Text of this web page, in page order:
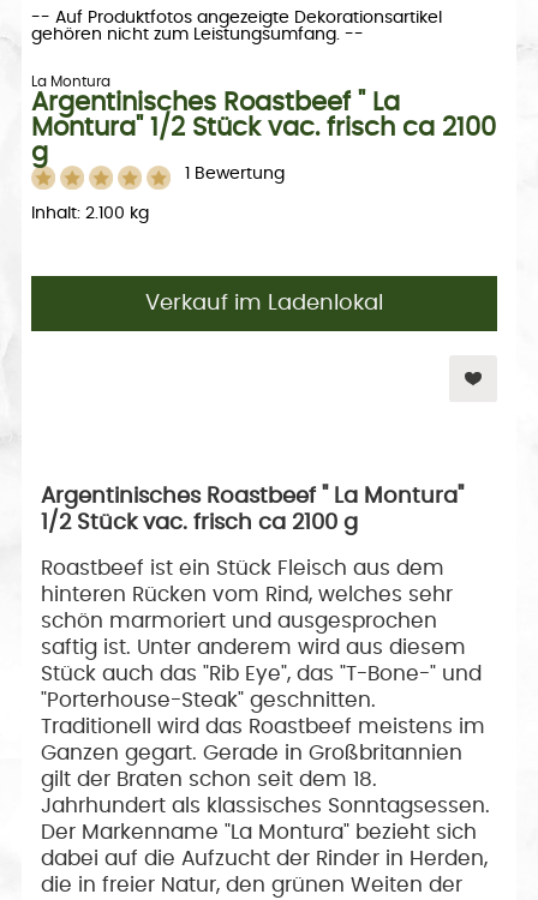
-- Auf Produktfotos angezeigte Dekorationsartikel
gehören nicht zum Leistungsumfang. --
La Montura
Argentinisches Roastbeef " La
Montura" 1/2 Stück vac. frisch ca 2100
g
1 Bewertung
Inhalt: 2.100 kg
Verkauf im Ladenlokal
Argentinisches Roastbeef " La Montura"
1/2 Stück vac. frisch ca 2100 g
Roastbeef ist ein Stück Fleisch aus dem
hinteren Rücken vom Rind, welches sehr
schön marmoriert und ausgesprochen
saftig ist. Unter anderem wird aus diesem
Stück auch das "Rib Eye", das "T-Bone-" und
"Porterhouse-Steak" geschnitten.
Traditionell wird das Roastbeef meistens im
Ganzen gegart. Gerade in Großbritannien
gilt der Braten schon seit dem 18.
Jahrhundert als klassisches Sonntagsessen.
Der Markenname "La Montura" bezieht sich
dabei auf die Aufzucht der Rinder in Herden,
die in freier Natur, den grünen Weiten der